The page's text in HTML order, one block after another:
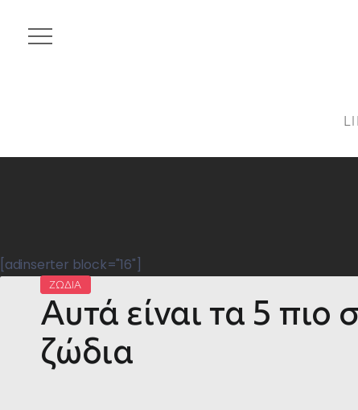
[adinserter block="16"]
ΖΩΔΙΑ
Αυτά είναι τα 5 πιο
ζώδια